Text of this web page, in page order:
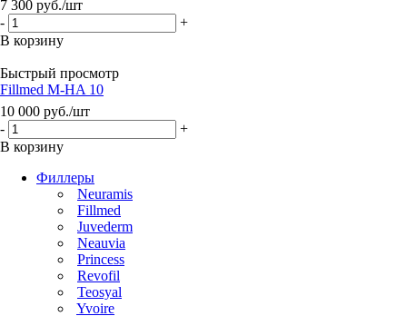
7 300 руб./шт
-
+
В корзину
Быстрый просмотр
Fillmed M-HA 10
10 000 руб./шт
-
+
В корзину
Филлеры
Neuramis
Fillmed
Juvederm
Neauvia
Princess
Revofil
Teosyal
Yvoire